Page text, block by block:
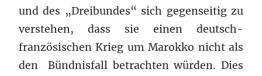
und des „Dreibundes“ sich gegenseitig zu
verstehen, dass sie einen deutsch-
französischen Krieg um Marokko nicht als
den Bündnisfall betrachten würden. Dies